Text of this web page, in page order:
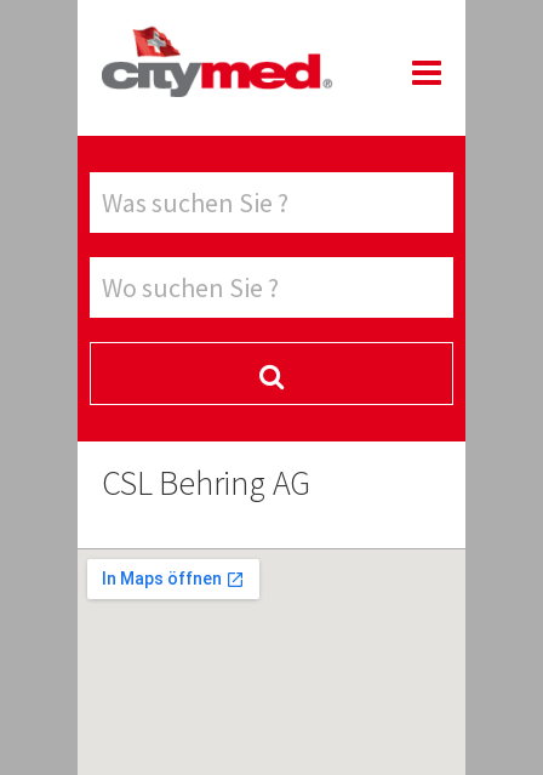
CSL Behring AG